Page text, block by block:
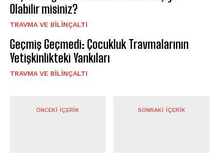
Olabilir misiniz?
⁠TRAVMA VE BILINÇALTI
Geçmiş Geçmedi: Çocukluk Travmalarının
Yetişkinlikteki Yankıları
⁠TRAVMA VE BILINÇALTI
ÖNCEKI İÇERIK SONRAKI İÇERIK